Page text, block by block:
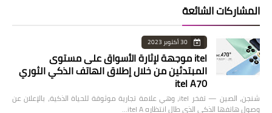
المشاركات الشائعة
30 أكتوبر 2023
itel موجهة لإثارة الأسواق على مستوى
المبتدئين من خلال إطلاق الهاتف الذكي الثوري
itel A70
شنجن، الصين — تفخر itel، وهي علامة تجارية موثوقة للحياة الذكية، بالإعلان عن
وصول هاتفها الذكي الذي طال انتظاره itel A…